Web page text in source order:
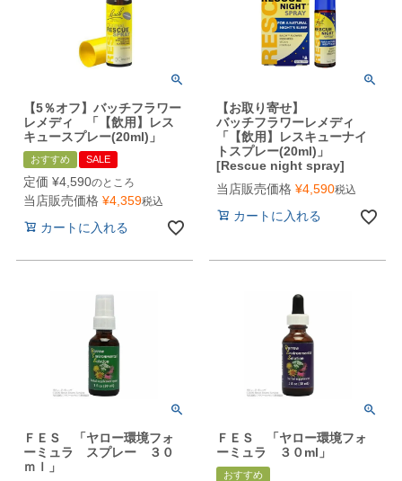
【5％オフ】バッチフラワー
レメディ 「【飲用】レス
キュースプレー(20ml)」
おすすめ SALE
定価 ¥4,590のところ
当店販売価格 ¥4,359税込
カートに入れる
【お取り寄せ】
バッチフラワーレメディ
「【飲用】レスキューナイ
トスプレー(20ml)」
[Rescue night spray]
当店販売価格 ¥4,590税込
カートに入れる
ＦＥＳ 「ヤロー環境フォ
ーミュラ スプレー ３０
ｍｌ」
ＦＥＳ 「ヤロー環境フォ
ーミュラ ３０ml」
おすすめ